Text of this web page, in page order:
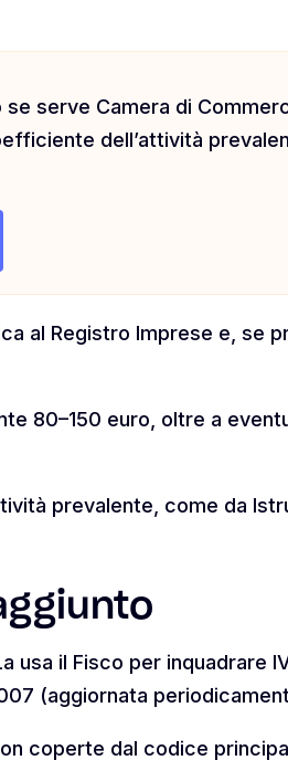
serve Camera di
dell’attività
al Registro Imprese e, se
80–150 euro, oltre a
prevalente, come da
usa il Fisco per inquadrare
(aggiornata
coperte dal codice